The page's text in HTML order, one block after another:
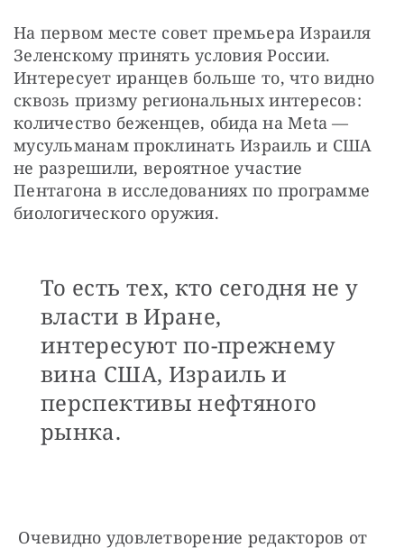
На первом месте совет премьера Израиля
Зеленскому принять условия России.
Интересует иранцев больше то, что видно
сквозь призму региональных интересов:
количество беженцев, обида на Meta —
мусульманам проклинать Израиль и США
не разрешили, вероятное участие
Пентагона в исследованиях по программе
биологического оружия.
То есть тех, кто сегодня не у
власти в Иране,
интересуют по-прежнему
вина США, Израиль и
перспективы нефтяного
рынка.